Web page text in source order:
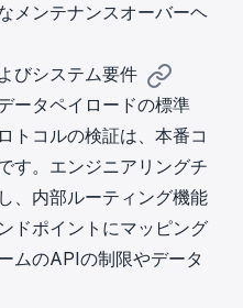
メンテナンスオーバーヘ
びシステム要件
ータペイロードの標準
トコルの検証は、本番コ
す。エンジニアリングチ
、内部ルーティング機能
ドポイントにマッピング
ムのAPIの制限やデータ